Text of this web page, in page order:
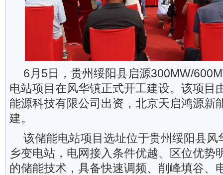
6月5日，贵州绥阳县启源300MW/
电站项目在风华镇正式开工建设。该项目
能源科技有限公司出资，北京天启鸿源新
建。
该储能电站项目选址位于贵州绥阳县风
乡变电站，电网接入条件优越、区位优势
的储能技术，具备快速调频、削峰填谷、